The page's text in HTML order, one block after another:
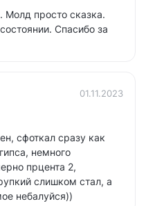
Молд просто сказка.
Спасибо за
01.11.2023
сфоткал сразу как
немного
прцента 2,
слишком стал, а
небалуйся))